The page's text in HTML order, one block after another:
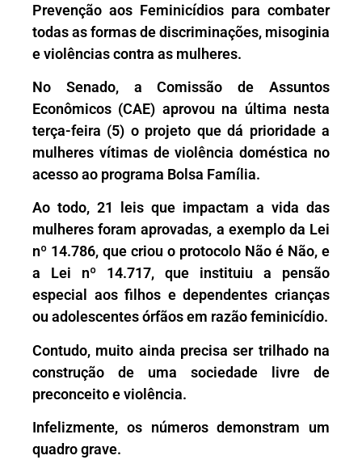
Prevenção aos Feminicídios para combater
todas as formas de discriminações, misoginia
e violências contra as mulheres.
No Senado, a Comissão de Assuntos
Econômicos (CAE) aprovou na última nesta
terça-feira (5) o projeto que dá prioridade a
mulheres vítimas de violência doméstica no
acesso ao programa Bolsa Família.
Ao todo, 21 leis que impactam a vida das
mulheres foram aprovadas, a exemplo da Lei
nº 14.786, que criou o protocolo Não é Não, e
a Lei nº 14.717, que instituiu a pensão
especial aos filhos e dependentes crianças
ou adolescentes órfãos em razão feminicídio.
Contudo, muito ainda precisa ser trilhado na
construção de uma sociedade livre de
preconceito e violência.
Infelizmente, os números demonstram um
quadro grave.